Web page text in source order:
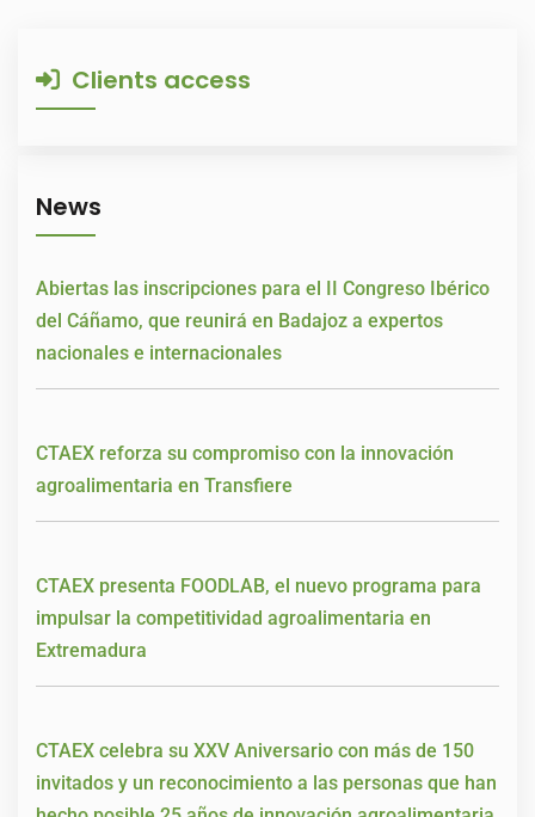
Clients access
News
Abiertas las inscripciones para el II Congreso Ibérico
del Cáñamo, que reunirá en Badajoz a expertos
nacionales e internacionales
CTAEX reforza su compromiso con la innovación
agroalimentaria en Transfiere
CTAEX presenta FOODLAB, el nuevo programa para
impulsar la competitividad agroalimentaria en
Extremadura
CTAEX celebra su XXV Aniversario con más de 150
invitados y un reconocimiento a las personas que han